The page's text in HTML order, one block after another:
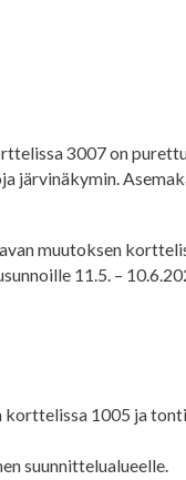
3007 on
järvinäkymin.
muutoksen
11.5. –
1005 ja
suunnittelualueelle.